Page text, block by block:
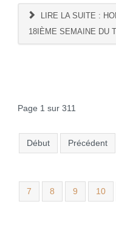
LIRE LA SUITE :
18IÈME SEMAINE DU
Page 1 sur 311
Début Précédent
7 8 9 10